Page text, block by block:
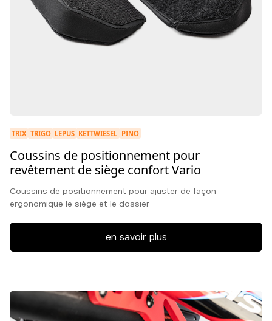
TRIX TRIGO LEPUS KETTWIESEL PINO
Coussins de positionnement pour
revêtement de siège confort Vario
Coussins de positionnement pour ajuster de façon
ergonomique le siège et le dossier
en savoir plus